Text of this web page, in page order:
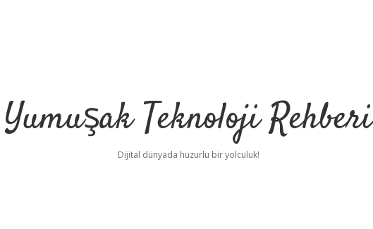
Yumuşak Teknoloji Rehberi
Dijital dünyada huzurlu bir yolculuk!